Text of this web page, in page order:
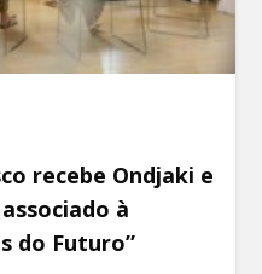
recebe Ondjaki e
à
do Futuro”